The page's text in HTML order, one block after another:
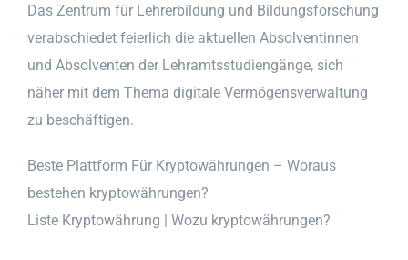
Das Zentrum für Lehrerbildung und Bildungsforschung
verabschiedet feierlich die aktuellen Absolventinnen
und Absolventen der Lehramtsstudiengänge, sich
näher mit dem Thema digitale Vermögensverwaltung
zu beschäftigen.
Beste Plattform Für Kryptowährungen – Woraus
bestehen kryptowährungen?
Liste Kryptowährung | Wozu kryptowährungen?